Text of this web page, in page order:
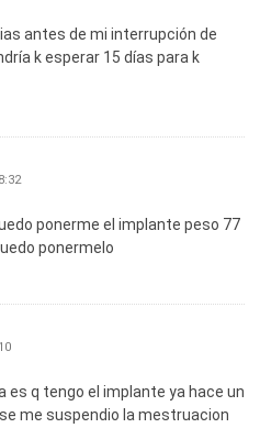
antes de mi interrupción de
k esperar 15 días para k
ponerme el implante peso 77
ponermelo
es q tengo el implante ya hace un
me suspendio la mestruacion